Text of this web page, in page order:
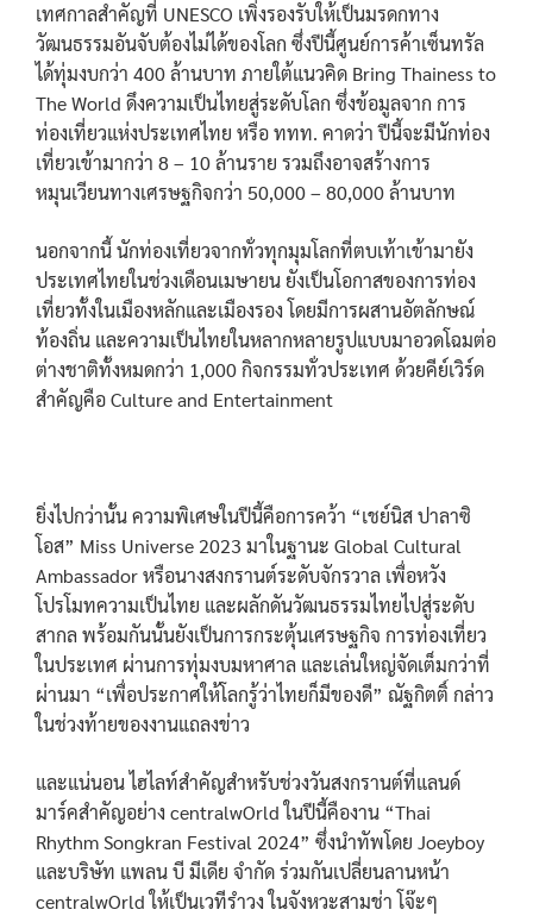
เทศกาลสำคัญที่ UNESCO เพิ่งรองรับให้เป็นมรดกทาง
วัฒนธรรมอันจับต้องไม่ได้ของโลก ซึ่งปีนี้ศูนย์การค้าเซ็นทรัล
ได้ทุ่มงบกว่า 400 ล้านบาท ภายใต้แนวคิด Bring Thainess to
The World ดึงความเป็นไทยสู่ระดับโลก ซึ่งข้อมูลจาก การ
ท่องเที่ยวแห่งประเทศไทย หรือ ททท. คาดว่า ปีนี้จะมีนักท่อง
เที่ยวเข้ามากว่า 8 – 10 ล้านราย รวมถึงอาจสร้างการ
หมุนเวียนทางเศรษฐกิจกว่า 50,000 – 80,000 ล้านบาท
นอกจากนี้ นักท่องเที่ยวจากทั่วทุกมุมโลกที่ตบเท้าเข้ามายัง
ประเทศไทยในช่วงเดือนเมษายน ยังเป็นโอกาสของการท่อง
เที่ยวทั้งในเมืองหลักและเมืองรอง โดยมีการผสานอัตลักษณ์
ท้องถิ่น และความเป็นไทยในหลากหลายรูปแบบมาอวดโฉมต่อ
ต่างชาติทั้งหมดกว่า 1,000 กิจกรรมทั่วประเทศ ด้วยคีย์เวิร์ด
สำคัญคือ Culture and Entertainment
ยิ่งไปกว่านั้น ความพิเศษในปีนี้คือการคว้า “เชย์นิส ปาลาซิ
โอส” Miss Universe 2023 มาในฐานะ Global Cultural
Ambassador หรือนางสงกรานต์ระดับจักรวาล เพื่อหวัง
โปรโมทความเป็นไทย และผลักดันวัฒนธรรมไทยไปสู่ระดับ
สากล พร้อมกันนั้นยังเป็นการกระตุ้นเศรษฐกิจ การท่องเที่ยว
ในประเทศ ผ่านการทุ่มงบมหาศาล และเล่นใหญ่จัดเต็มกว่าที่
ผ่านมา “เพื่อประกาศให้โลกรู้ว่าไทยก็มีของดี” ณัฐกิตติ์ กล่าว
ในช่วงท้ายของงานแถลงข่าว
และแน่นอน ไฮไลท์สำคัญสำหรับช่วงวันสงกรานต์ที่แลนด์
มาร์คสำคัญอย่าง centralwOrld ในปีนี้คืองาน “Thai
Rhythm Songkran Festival 2024” ซึ่งนำทัพโดย Joeyboy
และบริษัท แพลน บี มีเดีย จำกัด ร่วมกันเปลี่ยนลานหน้า
centralwOrld ให้เป็นเวทีรำวง ในจังหวะสามช่า โจ๊ะๆ